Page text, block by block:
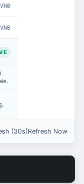
VNĐ
VNĐ
(30s)Refresh Now